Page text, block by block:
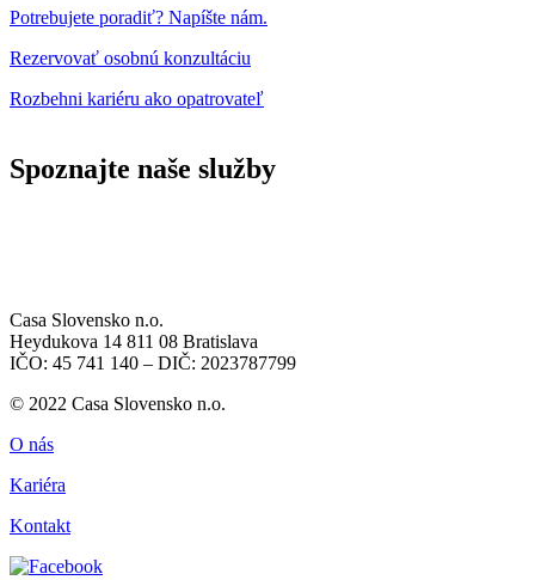
Potrebujete poradiť? Napíšte nám.
Rezervovať osobnú konzultáciu
Rozbehni kariéru ako opatrovateľ
Spoznajte naše služby
Casa Slovensko n.o.
Heydukova 14 811 08 Bratislava
IČO: 45 741 140 – DIČ: 2023787799
© 2022 Casa Slovensko n.o.
O nás
Kariéra
Kontakt